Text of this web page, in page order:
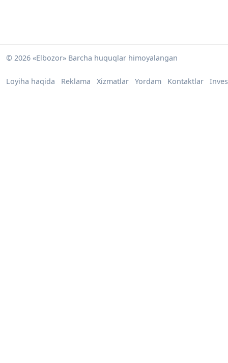
© 2026 «Elbozor» Barcha huquqlar himoyalangan
Loyiha haqida Reklama Xizmatlar Yordam Kontaktlar